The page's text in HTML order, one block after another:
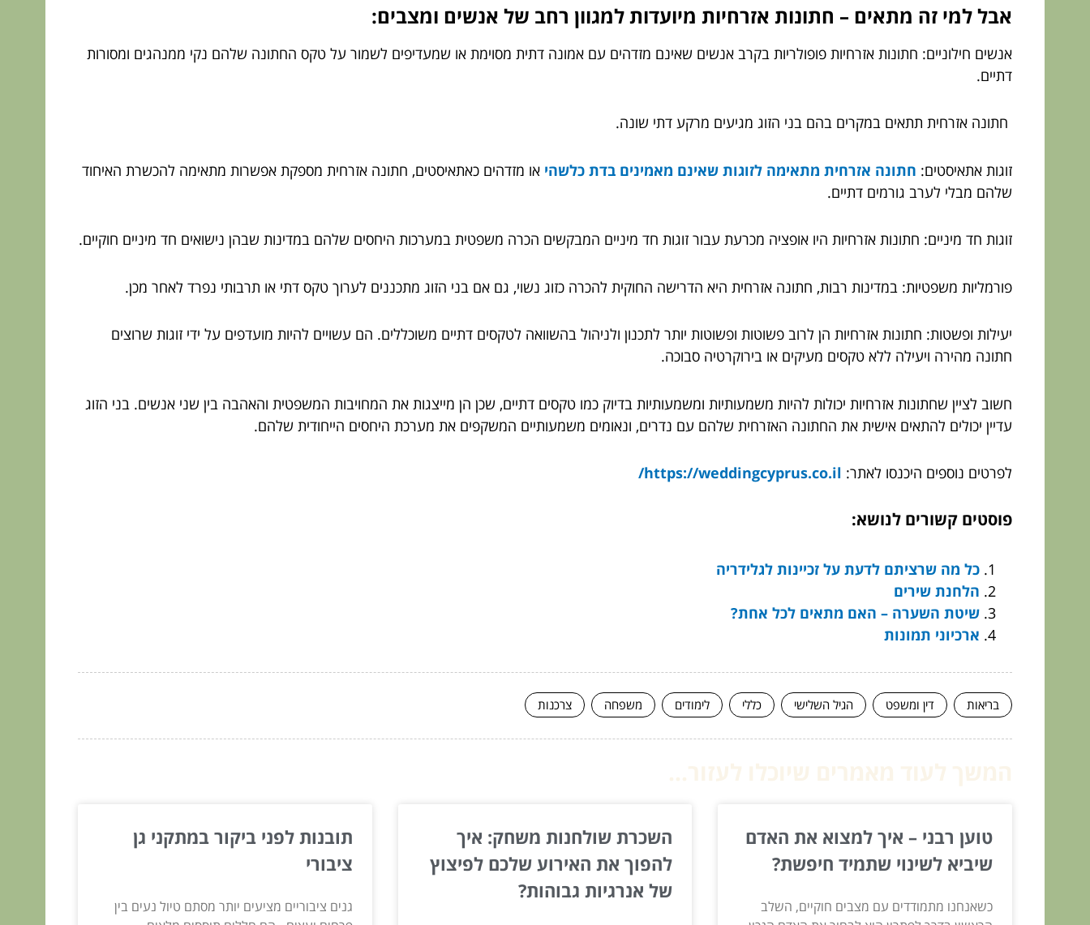
אבל למי זה מתאים – חתונות אזרחיות מיועדות למגוון רחב של אנשים ומצבים:
אנשים חילוניים: חתונות אזרחיות פופולריות בקרב אנשים שאינם מזדהים עם אמונה דתית מסוימת או שמעדיפים לשמור על טקס החתונה שלהם נקי ממנהגים ומסורות
דתיים.
חתונה אזרחית תתאים במקרים בהם בני הזוג מגיעים מרקע דתי שונה.
זוגות אתאיסטים: חתונה אזרחית מתאימה לזוגות שאינם מאמינים בדת כלשהי או מזדהים כאתאיסטים, חתונה אזרחית מספקת אפשרות מתאימה להכשרת האיחוד
שלהם מבלי לערב גורמים דתיים.
זוגות חד מיניים: חתונות אזרחיות היו אופציה מכרעת עבור זוגות חד מיניים המבקשים הכרה משפטית במערכות היחסים שלהם במדינות שבהן נישואים חד מיניים חוקיים.
פורמליות משפטיות: במדינות רבות, חתונה אזרחית היא הדרישה החוקית להכרה כזוג נשוי, גם אם בני הזוג מתכננים לערוך טקס דתי או תרבותי נפרד לאחר מכן.
יעילות ופשטות: חתונות אזרחיות הן לרוב פשוטות ופשוטות יותר לתכנון ולניהול בהשוואה לטקסים דתיים משוכללים. הם עשויים להיות מועדפים על ידי זוגות שרוצים
חתונה מהירה ויעילה ללא טקסים מעיקים או בירוקרטיה סבוכה.
חשוב לציין שחתונות אזרחיות יכולות להיות משמעותיות ומשמעותיות בדיוק כמו טקסים דתיים, שכן הן מייצגות את המחויבות המשפטית והאהבה בין שני אנשים. בני הזוג
עדיין יכולים להתאים אישית את החתונה האזרחית שלהם עם נדרים, ונאומים משמעותיים המשקפים את מערכת היחסים הייחודית שלהם.
לפרטים נוספים היכנסו לאתר:
פוסטים קשורים לנושא:
כל מה שרציתם לדעת על זכיינות לגלידריה
הלחנת שירים
שיטת השערה – האם מתאים לכל אחת?
ארכיוני תמונות
בריאות דין ומשפט הגיל השלישי כללי לימודים משפחה צרכנות
טוען רבני – איך למצוא את האדם
שיביא לשינוי שתמיד חיפשת?
כשאנחנו מתמודדים עם מצבים חוקיים, השלב
השכרת שולחנות משחק: איך
להפוך את האירוע שלכם לפיצוץ
של אנרגיות גבוהות?
תובנות לפני ביקור במתקני גן
ציבורי
גנים ציבוריים מציעים יותר מסתם טיול נעים בין